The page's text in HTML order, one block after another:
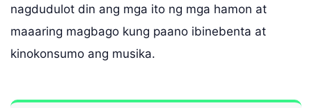
nagdudulot din ang mga ito ng mga hamon at
maaaring magbago kung paano ibinebenta at
kinokonsumo ang musika.